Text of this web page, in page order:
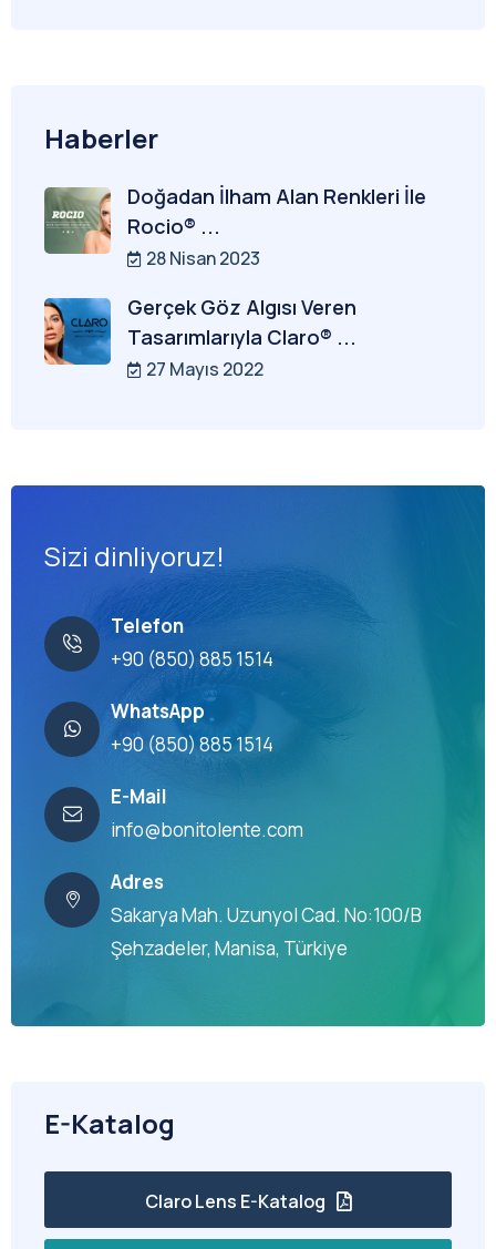
Haberler
Doğadan İlham Alan Renkleri İle
Rocio® ...
28 Nisan 2023
Gerçek Göz Algısı Veren
Tasarımlarıyla Claro® ...
27 Mayıs 2022
Sizi dinliyoruz!
Telefon
+90 (850) 885 1514
WhatsApp
+90 (850) 885 1514
E-Mail
info@bonitolente.com
Adres
Sakarya Mah. Uzunyol Cad. No:100/B
Şehzadeler, Manisa, Türkiye
E-Katalog
Claro Lens E-Katalog